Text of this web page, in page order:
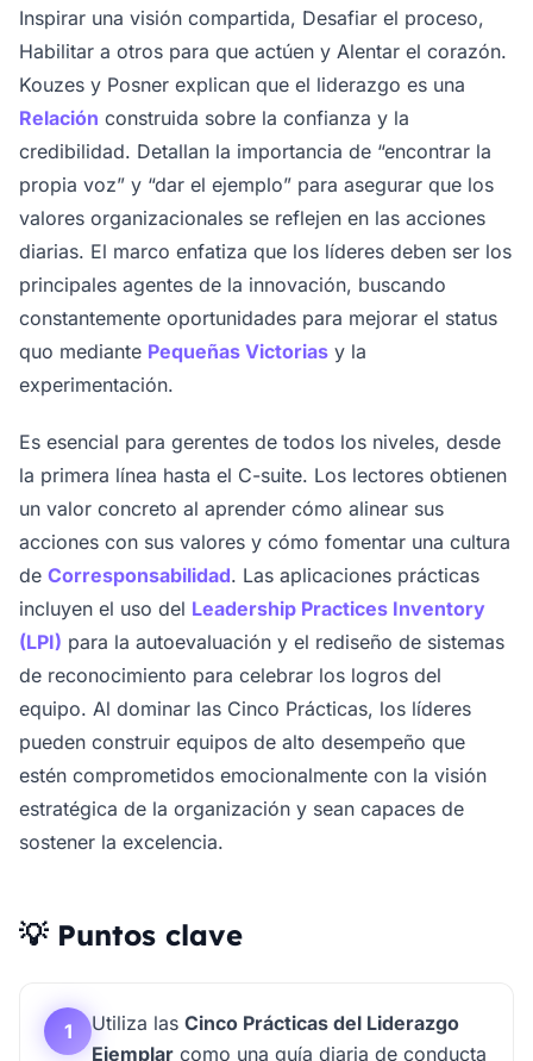
Inspirar una visión compartida, Desafiar el proceso,
Habilitar a otros para que actúen y Alentar el corazón.
Kouzes y Posner explican que el liderazgo es una
Relación construida sobre la confianza y la
credibilidad. Detallan la importancia de “encontrar la
propia voz” y “dar el ejemplo” para asegurar que los
valores organizacionales se reflejen en las acciones
diarias. El marco enfatiza que los líderes deben ser los
principales agentes de la innovación, buscando
constantemente oportunidades para mejorar el status
quo mediante Pequeñas Victorias y la
experimentación.
Es esencial para gerentes de todos los niveles, desde
la primera línea hasta el C-suite. Los lectores obtienen
un valor concreto al aprender cómo alinear sus
acciones con sus valores y cómo fomentar una cultura
de Corresponsabilidad. Las aplicaciones prácticas
incluyen el uso del Leadership Practices Inventory
(LPI) para la autoevaluación y el rediseño de sistemas
de reconocimiento para celebrar los logros del
equipo. Al dominar las Cinco Prácticas, los líderes
pueden construir equipos de alto desempeño que
estén comprometidos emocionalmente con la visión
estratégica de la organización y sean capaces de
sostener la excelencia.
💡 Puntos clave
1 Utiliza las Cinco Prácticas del Liderazgo
Ejemplar como una guía diaria de conducta